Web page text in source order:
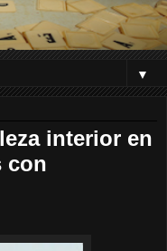
▼
interior en
con